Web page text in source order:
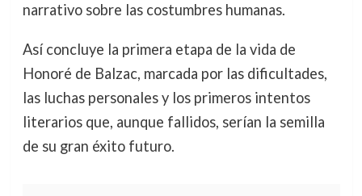
narrativo sobre las costumbres humanas.
Así concluye la primera etapa de la vida de
Honoré de Balzac, marcada por las dificultades,
las luchas personales y los primeros intentos
literarios que, aunque fallidos, serían la semilla
de su gran éxito futuro.